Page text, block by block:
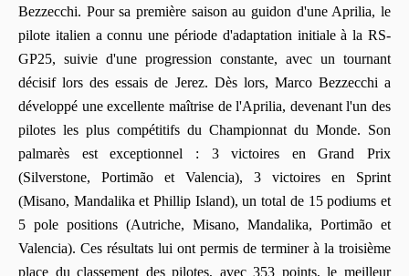
Bezzecchi. Pour sa première saison au guidon d'une Aprilia, le
pilote italien a connu une période d'adaptation initiale à la RS-
GP25, suivie d'une progression constante, avec un tournant
décisif lors des essais de Jerez. Dès lors, Marco Bezzecchi a
développé une excellente maîtrise de l'Aprilia, devenant l'un des
pilotes les plus compétitifs du Championnat du Monde. Son
palmarès est exceptionnel : 3 victoires en Grand Prix
(Silverstone, Portimão et Valencia), 3 victoires en Sprint
(Misano, Mandalika et Phillip Island), un total de 15 podiums et
5 pole positions (Autriche, Misano, Mandalika, Portimão et
Valencia). Ces résultats lui ont permis de terminer à la troisième
place du classement des pilotes, avec 353 points, le meilleur